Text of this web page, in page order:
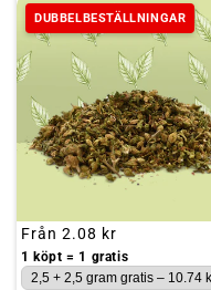
DUBBELBESTÄLLNINGAR
Ordinarie
pris
Från 2.08 kr
1 köpt = 1 gratis